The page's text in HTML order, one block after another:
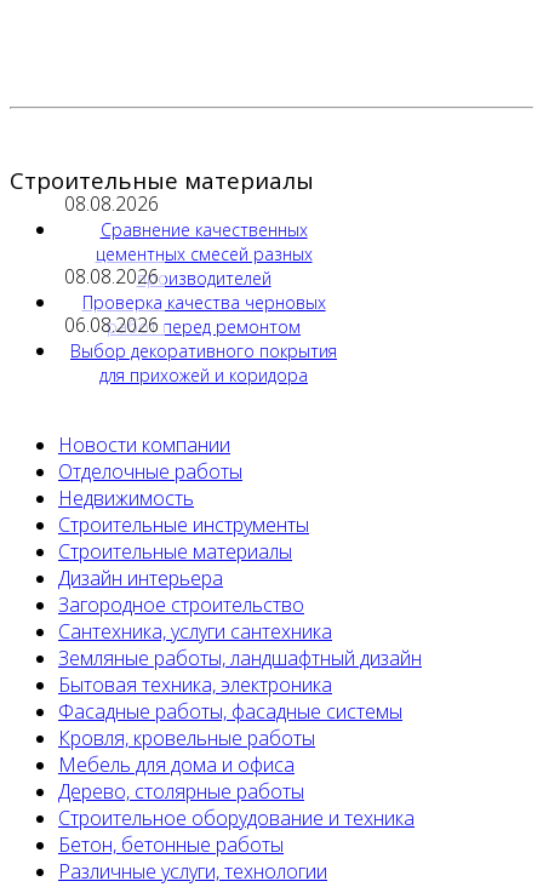
Строительные материалы
08.08.2026
Сравнение качественных
цементных смесей разных
производителей
08.08.2026
Проверка качества черновых
работ перед ремонтом
06.08.2026
Выбор декоративного покрытия
для прихожей и коридора
Новости компании
Отделочные работы
Недвижимость
Строительные инструменты
Строительные материалы
Дизайн интерьера
Загородное строительство
Сантехника, услуги сантехника
Земляные работы, ландшафтный дизайн
Бытовая техника, электроника
Фасадные работы, фасадные системы
Кровля, кровельные работы
Мебель для дома и офиса
Дерево, столярные работы
Строительное оборудование и техника
Бетон, бетонные работы
Различные услуги, технологии